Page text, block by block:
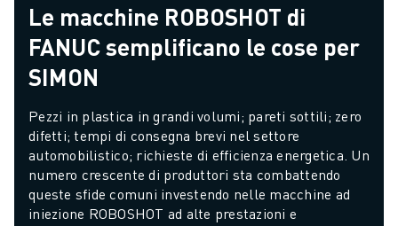
Le macchine ROBOSHOT di
FANUC semplificano le cose per
SIMON
Pezzi in plastica in grandi volumi; pareti sottili; zero
difetti; tempi di consegna brevi nel settore
automobilistico; richieste di efficienza energetica. Un
numero crescente di produttori sta combattendo
queste sfide comuni investendo nelle macchine ad
iniezione ROBOSHOT ad alte prestazioni e